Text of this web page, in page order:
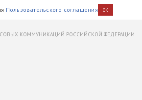
Пользовательского соглашения OK
КОММУНИКАЦИЙ РОССИЙСКОЙ ФЕДЕРАЦИИ